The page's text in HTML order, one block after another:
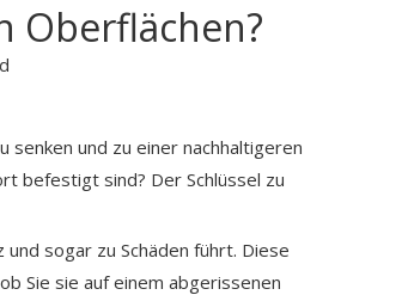
Oberflächen?
und zu einer nachhaltigeren
befestigt sind? Der Schlüssel zu
sogar zu Schäden führt. Diese
Sie sie auf einem abgerissenen